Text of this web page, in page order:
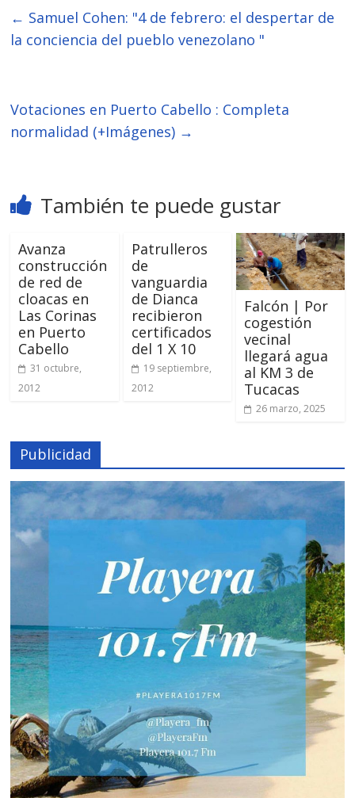
← Samuel Cohen: "4 de febrero: el despertar de
la conciencia del pueblo venezolano "
Votaciones en Puerto Cabello : Completa
normalidad (+Imágenes) →
También te puede gustar
Avanza
construcción
de red de
cloacas en
Las Corinas
en Puerto
Cabello
31 octubre,
2012
Patrulleros
de
vanguardia
de Dianca
recibieron
certificados
del 1 X 10
19 septiembre,
2012
Falcón | Por
cogestión
vecinal
llegará agua
al KM 3 de
Tucacas
26 marzo, 2025
Publicidad